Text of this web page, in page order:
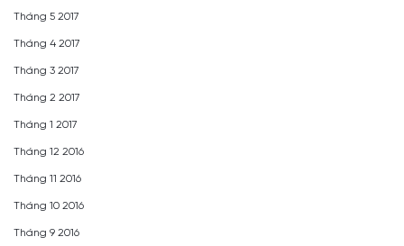
Tháng 5 2017
Tháng 4 2017
Tháng 3 2017
Tháng 2 2017
Tháng 1 2017
Tháng 12 2016
Tháng 11 2016
Tháng 10 2016
Tháng 9 2016